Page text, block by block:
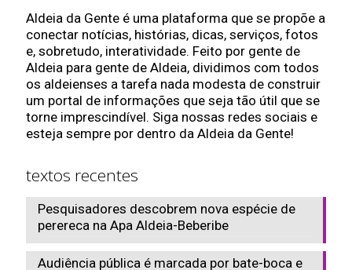
Aldeia da Gente é uma plataforma que se propõe a
conectar notícias, histórias, dicas, serviços, fotos
e, sobretudo, interatividade. Feito por gente de
Aldeia para gente de Aldeia, dividimos com todos
os aldeienses a tarefa nada modesta de construir
um portal de informações que seja tão útil que se
torne imprescindível. Siga nossas redes sociais e
esteja sempre por dentro da Aldeia da Gente!
textos recentes
Pesquisadores descobrem nova espécie de
perereca na Apa Aldeia-Beberibe
Audiência pública é marcada por bate-boca e